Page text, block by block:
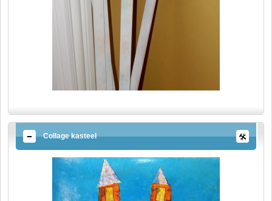
Collage kasteel